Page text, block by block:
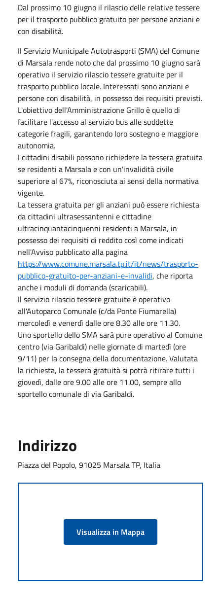
Dal prossimo 10 giugno il rilascio delle relative tessere
per il trasporto pubblico gratuito per persone anziani e
con disabilità.
Il Servizio Municipale Autotrasporti (SMA) del Comune
di Marsala rende noto che dal prossimo 10 giugno sarà
operativo il servizio rilascio tessere gratuite per il
trasporto pubblico locale. Interessati sono anziani e
persone con disabilità, in possesso dei requisiti previsti.
L'obiettivo dell'Amministrazione Grillo è quello di
facilitare l'accesso al servizio bus alle suddette
categorie fragili, garantendo loro sostegno e maggiore
autonomia.
I cittadini disabili possono richiedere la tessera gratuita
se residenti a Marsala e con un'invalidità civile
superiore al 67%, riconosciuta ai sensi della normativa
vigente.
La tessera gratuita per gli anziani può essere richiesta
da cittadini ultrasessantenni e cittadine
ultracinquantacinquenni residenti a Marsala, in
possesso dei requisiti di reddito così come indicati
nell'Avviso pubblicato alla pagina
https://www.comune.marsala.tp.it/it/news/trasporto-
pubblico-gratuito-per-anziani-e-invalidi, che riporta
anche i moduli di domanda (scaricabili).
Il servizio rilascio tessere gratuite è operativo
all'Autoparco Comunale (c/da Ponte Fiumarella)
mercoledì e venerdì dalle ore 8.30 alle ore 11.30.
Uno sportello dello SMA sarà pure operativo al Comune
centro (via Garibaldi) nelle giornate di martedì (ore
9/11) per la consegna della documentazione. Valutata
la richiesta, la tessera gratuità si potrà ritirare tutti i
giovedì, dalle ore 9.00 alle ore 11.00, sempre allo
sportello comunale di via Garibaldi.
Indirizzo
Piazza del Popolo, 91025 Marsala TP, Italia
Visualizza in Mappa